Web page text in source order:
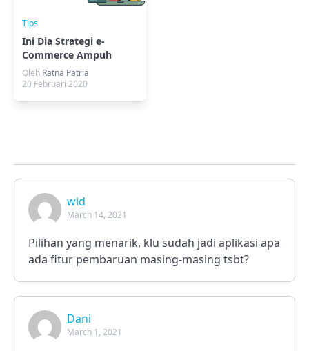
Tips
Ini Dia Strategi e-
Commerce Ampuh
Menaikkan Trafik
Oleh Ratna Patria
20 Februari 2020
wid
March 14, 2021
Pilihan yang menarik, klu sudah jadi aplikasi apa
ada fitur pembaruan masing-masing tsbt?
Dani
March 1, 2021